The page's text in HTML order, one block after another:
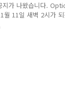
가 나왔습니다.
월 11일 새벽 2시가
시간으로는 11월 11